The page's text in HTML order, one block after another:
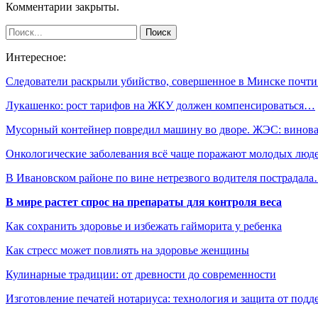
Комментарии закрыты.
Интересное:
Следователи раскрыли убийство, совершенное в Минске
Лукашенко: рост тарифов на ЖКУ должен компенсироваться…
Мусорный контейнер повредил машину во дворе. ЖЭС:
Онкологические заболевания всё чаще поражают молодых
В Ивановском районе по вине нетрезвого водителя
В мире растет спрос на препараты для контроля веса
Как сохранить здоровье и избежать гайморита у ребенка
Как стресс может повлиять на здоровье женщины
Кулинарные традиции: от древности до современности
Изготовление печатей нотариуса: технология и защита от